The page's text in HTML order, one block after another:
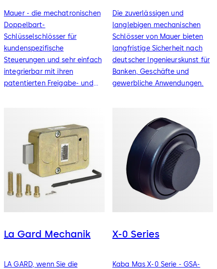
Mauer - die mechatronischen
Doppelbart-
Schlüsselschlösser für
kundenspezifische
Steuerungen und sehr einfach
integrierbar mit ihren
patentierten Freigabe- und
Die zuverlässigen und
langlebigen mechanischen
Schlösser von Mauer bieten
langfristige Sicherheit nach
deutscher Ingenieurskunst für
Banken, Geschäfte und
gewerbliche Anwendungen.
La Gard Mechanik
LA GARD, wenn Sie die
X-0 Series
Kaba Mas X-0 Serie - GSA-